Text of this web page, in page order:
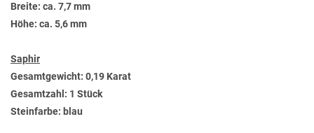
Breite: ca. 7,7 mm
Höhe: ca. 5,6 mm
Saphir
Gesamtgewicht: 0,19 Karat
Gesamtzahl: 1 Stück
Steinfarbe: blau